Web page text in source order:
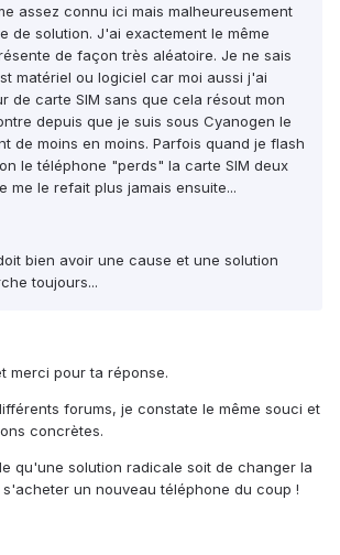
assez connu ici mais malheureusement
de solution. J'ai exactement le même
de façon très aléatoire. Je ne sais
matériel ou logiciel car moi aussi j'ai
de carte SIM sans que cela résout mon
depuis que je suis sous Cyanogen le
de moins en moins. Parfois quand je flash
le téléphone "perds" la carte SIM deux
me le refait plus jamais ensuite...
bien avoir une cause et une solution
toujours...
merci pour ta réponse.
forums, je constate le même souci et
concrètes.
qu'une solution radicale soit de changer la
un nouveau téléphone du coup !